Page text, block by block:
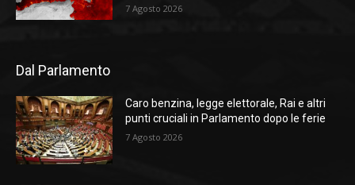
7 Agosto 2026
Dal Parlamento
Caro benzina, legge elettorale, Rai e altri
punti cruciali in Parlamento dopo le ferie
7 Agosto 2026